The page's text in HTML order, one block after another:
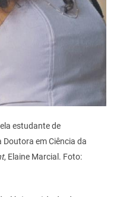
estudante de
em Ciência da
, Elaine Marcial. Foto: